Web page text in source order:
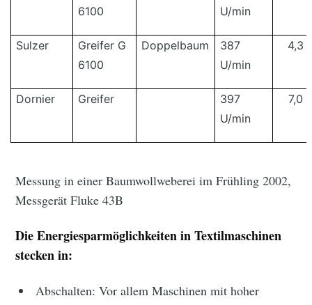
6100
U/min
Sulzer
Greifer G
6100
Doppelbaum
387
U/min
4,3
Dornier Greifer
397
U/min
7,0
Messung in einer Baumwollweberei im Frühling 2002,
Messgerät Fluke 43B
Die Energiesparmöglichkeiten in Textilmaschinen
stecken in:
Abschalten: Vor allem Maschinen mit hoher